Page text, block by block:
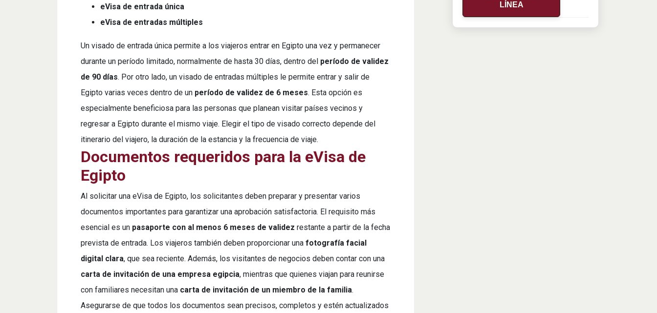
eVisa de entrada única
eVisa de entradas múltiples
Un visado de entrada única permite a los viajeros entrar en Egipto una vez y permanecer
durante un período limitado, normalmente de hasta 30 días, dentro del período de validez
de 90 días. Por otro lado, un visado de entradas múltiples le permite entrar y salir de
Egipto varias veces dentro de un período de validez de 6 meses. Esta opción es
especialmente beneficiosa para las personas que planean visitar países vecinos y
regresar a Egipto durante el mismo viaje. Elegir el tipo de visado correcto depende del
itinerario del viajero, la duración de la estancia y la frecuencia de viaje.
Documentos requeridos para la eVisa de
Egipto
Al solicitar una eVisa de Egipto, los solicitantes deben preparar y presentar varios
documentos importantes para garantizar una aprobación satisfactoria. El requisito más
esencial es un pasaporte con al menos 6 meses de validez restante a partir de la fecha
prevista de entrada. Los viajeros también deben proporcionar una fotografía facial
digital clara, que sea reciente. Además, los visitantes de negocios deben contar con una
carta de invitación de una empresa egipcia, mientras que quienes viajan para reunirse
con familiares necesitan una carta de invitación de un miembro de la familia.
Asegurarse de que todos los documentos sean precisos, completos y estén actualizados
LÍNEA